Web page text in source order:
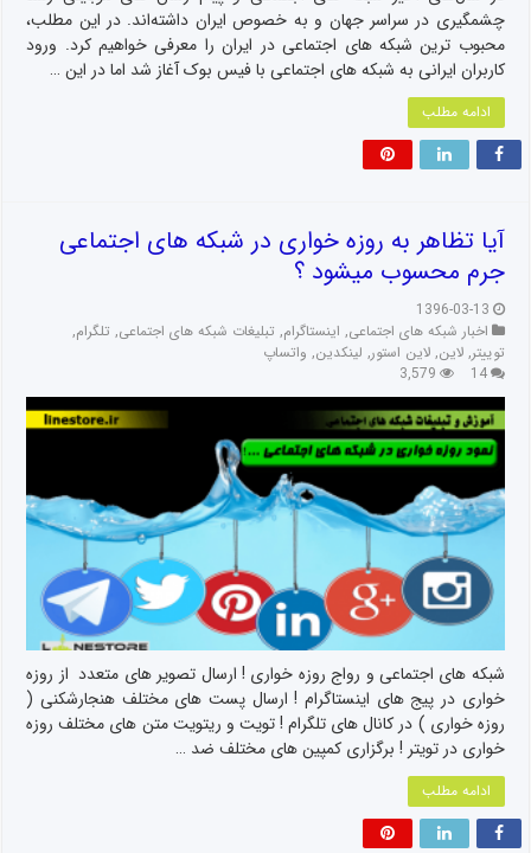
چشمگیری در سراسر جهان و به خصوص ایران داشته‌اند. در این مطلب،
محبوب ترین شبکه های اجتماعی در ایران را معرفی خواهیم کرد. ورود
کاربران ایرانی به شبکه های اجتماعی با فیس بوک آغاز شد اما در این …
ادامه مطلب
آیا تظاهر به روزه خواری در شبکه های اجتماعی
جرم محسوب میشود ؟
1396-03-13
اخبار شبکه های اجتماعی, اینستاگرام, تبلیغات شبکه های اجتماعی, تلگرام,
توییتر, لاین, لاین استور, لینکدین, واتساپ
14
3,579
شبکه های اجتماعی و رواج روزه خواری ! ارسال تصویر های متعدد از روزه
خواری در پیج های اینستاگرام ! ارسال پست های مختلف هنجارشکنی (
روزه خواری ) در کانال های تلگرام ! تویت و ریتویت متن های مختلف روزه
خواری در تویتر ! برگزاری کمپین های مختلف ضد …
ادامه مطلب